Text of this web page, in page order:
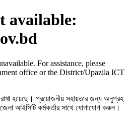
available:
For assistance, please
office or the District/Upazila ICT
রাখা হয়েছে। প্রয়োজনীয় সহায়তার জন্য অনুগ্রহ
আইসিটি কর্মকর্তার সাথে যোগাযোগ করুন।